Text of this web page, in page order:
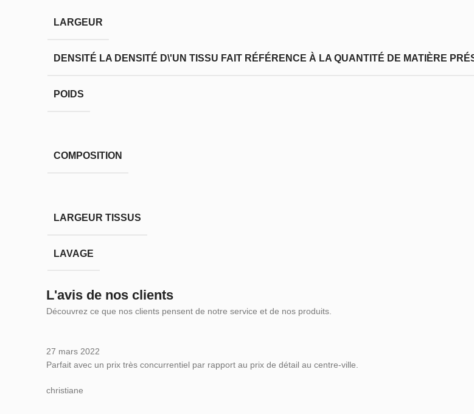
LARGEUR
DENSITÉ LA DENSITÉ D\'UN TISSU FAIT RÉFÉRENCE À LA QUANTITÉ DE MATIÈRE
POIDS
COMPOSITION
LARGEUR TISSUS
LAVAGE
L'avis de nos clients
Découvrez ce que nos clients pensent de notre service et de nos produits.
27 mars 2022
Parfait avec un prix très concurrentiel par rapport au prix de détail au centre-ville.
christiane